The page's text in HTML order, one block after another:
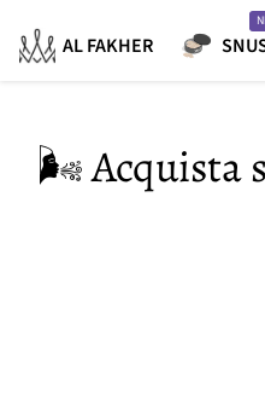
AL FAKHER
🌬️ Acquista